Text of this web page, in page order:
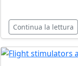
Continua la lettura